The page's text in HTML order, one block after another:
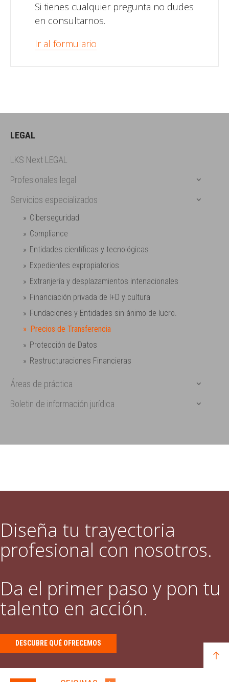
LEGAL
LKS Next LEGAL
Profesionales legal
Servicios especializados
Ciberseguridad
Compliance
Entidades científicas y tecnológicas
Expedientes expropiatorios
Extranjería y desplazamientos intenacionales
Financiación privada de I+D y cultura
Fundaciones y Entidades sin ánimo de lucro.
Precios de Transferencia
Protección de Datos
Restructuraciones Financieras
Áreas de práctica
Boletin de información jurídica
Si tienes cualquier pregunta no dudes
en consultarnos.
Ir al formulario
Diseña tu trayectoria
profesional con nosotros.
Da el primer paso y pon tu
talento en acción.
DESCUBRE QUÉ OFRECEMOS